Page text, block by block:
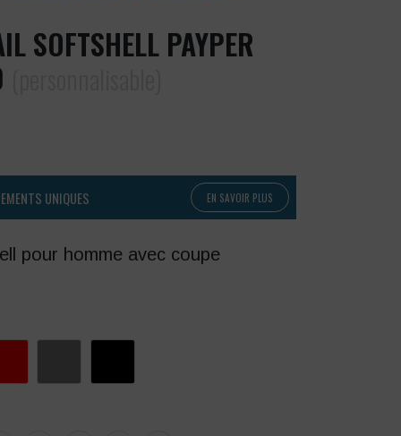
SOFTSHELL PAYPER
UNIQUES EN SAVOIR PLUS
pour homme avec coupe